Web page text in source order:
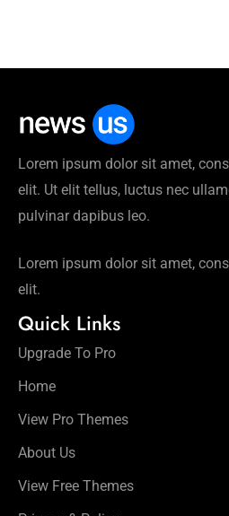
Lorem ipsum dolor sit amet,
elit. Ut elit tellus, luctus nec
pulvinar dapibus leo.
Lorem ipsum dolor sit amet,
elit.
Quick Links
Upgrade To Pro
Home
View Pro Themes
About Us
View Free Themes